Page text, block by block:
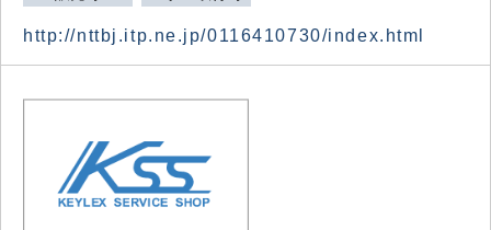
http://nttbj.itp.ne.jp/0116410730/index.html